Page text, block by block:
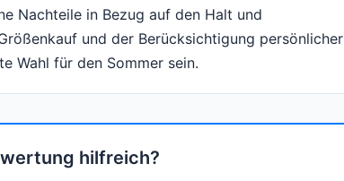
Nachteile in Bezug auf den Halt und
und der Berücksichtigung persönlicher
Wahl für den Sommer sein.
hilfreich?